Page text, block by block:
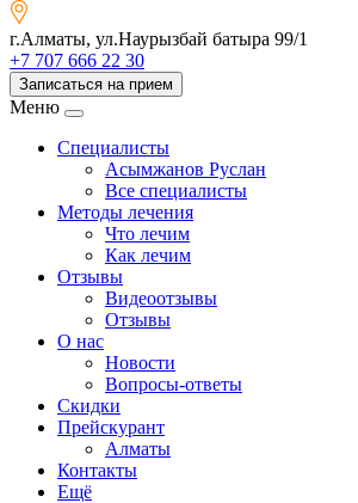
г.Алматы, ул.Наурызбай батыра 99/1
+7 707 666 22 30
Записаться на прием
Меню
Специалисты
Асымжанов Руслан
Все специалисты
Методы лечения
Что лечим
Как лечим
Отзывы
Видеоотзывы
Отзывы
О нас
Новости
Вопросы-ответы
Скидки
Прейскурант
Алматы
Контакты
Ещё